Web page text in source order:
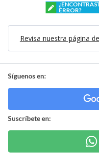
ERROR?
Revisa nuestra página
Síguenos en:
Suscríbete en: